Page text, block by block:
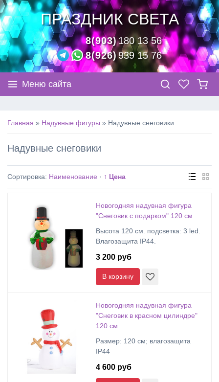
ПРАЗДНИК СВЕТА
8(903)180 13 56
8(926)939 15 76
Меню сайта
Главная » Надувные фигуры » Надувные снеговики
Надувные снеговики
Сортировка: Наименование · ↑ Цена
Новогодняя надувная фигура
"Снеговик с подарком" 120 см
Высота 120 см. подсветка: 3 led.
Влагозащита IP44.
3 200 руб
В корзину
Новогодняя надувная фигура
"Снеговик в красном цилиндре"
120 см
Размер: 120 см; влагозащита
IP44
4 600 руб